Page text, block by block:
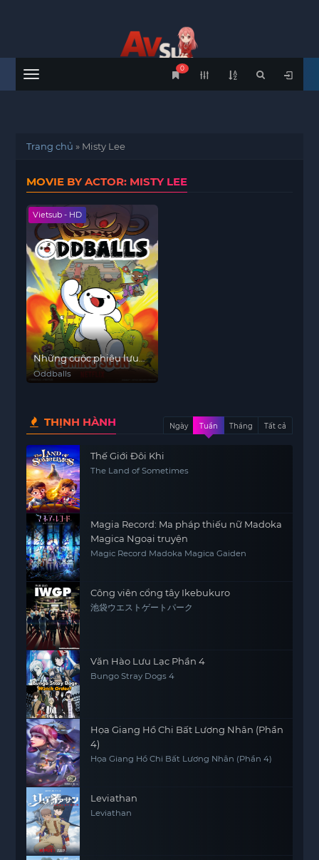
Menu
0
Trang chủ » Misty Lee
MOVIE BY ACTOR: MISTY LEE
Vietsub - HD
Những cuộc phiêu lưu
kỳ quặc của James và
Max
Oddballs
THỊNH HÀNH Ngày Tuần Tháng Tất cả
Thế Giới Đôi Khi
The Land of Sometimes
Magia Record: Ma pháp thiếu nữ Madoka
Magica Ngoại truyện
Magic Record Madoka Magica Gaiden
Công viên cổng tây Ikebukuro
池袋ウエストゲートパーク
Văn Hào Lưu Lạc Phần 4
Bungo Stray Dogs 4
Họa Giang Hồ Chi Bất Lương Nhân (Phần
4)
Họa Giang Hồ Chi Bất Lương Nhân (Phần 4)
Leviathan
Leviathan